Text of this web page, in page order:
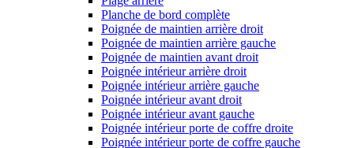
Planche de bord complète
Poignée de maintien arrière droit
Poignée de maintien arrière gauche
Poignée de maintien avant droit
Poignée intérieur arrière droit
Poignée intérieur arrière gauche
Poignée intérieur avant droit
Poignée intérieur avant gauche
Poignée intérieur porte de coffre droite
Poignée intérieur porte de coffre gauche